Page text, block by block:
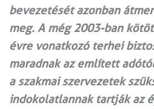
bevezetését azonban
meg. A még 2003-ban
évre vonatkozó terhei
maradnak az említett
a szakmai szervezetek
indokolatlannak tartják az